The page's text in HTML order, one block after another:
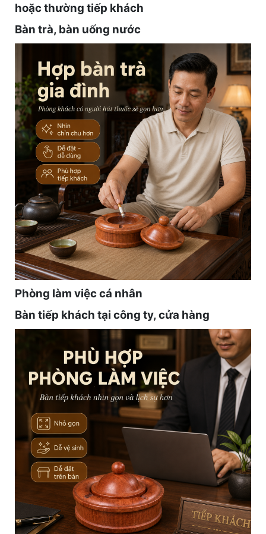
hoặc thường tiếp khách
Bàn trà, bàn uống nước
Phòng làm việc cá nhân
Bàn tiếp khách tại công ty, cửa hàng